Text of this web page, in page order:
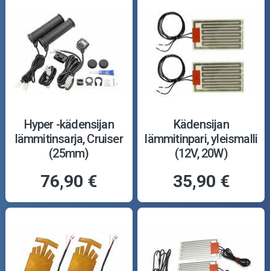
Hyper -kädensijan
lämmitinsarja, Cruiser
(25mm)
76,90 €
Kädensijan
lämmitinpari, yleismalli
(12V, 20W)
35,90 €